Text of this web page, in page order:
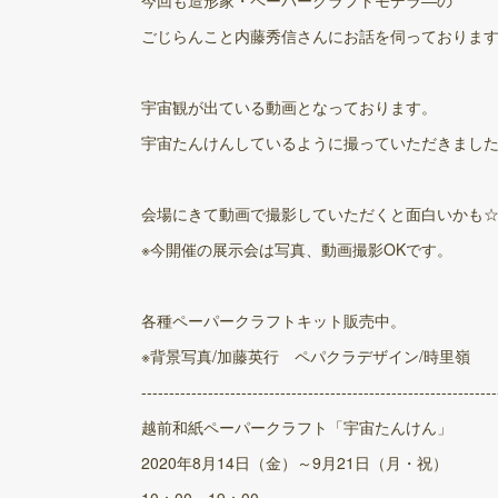
ごじらんこと内藤秀信さんにお話を伺っております
宇宙観が出ている動画となっております。
宇宙たんけんしているように撮っていただきました
会場にきて動画で撮影していただくと面白いかも☆
※今開催の展示会は写真、動画撮影OKです。
各種ペーパークラフトキット販売中。
※背景写真/加藤英行 ペパクラデザイン/時里嶺
越前和紙ペーパークラフト「宇宙たんけん」
2020年8月14日（金）～9月21日（月・祝）